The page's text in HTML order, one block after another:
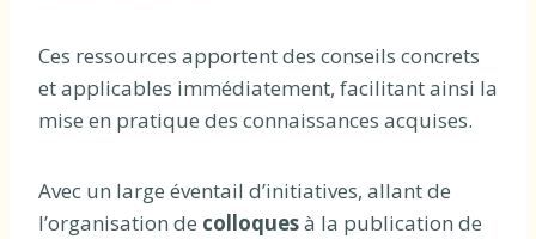
Ces ressources apportent des conseils concrets
et applicables immédiatement, facilitant ainsi la
mise en pratique des connaissances acquises.
Avec un large éventail d’initiatives, allant de
l’organisation de colloquesà la publication de